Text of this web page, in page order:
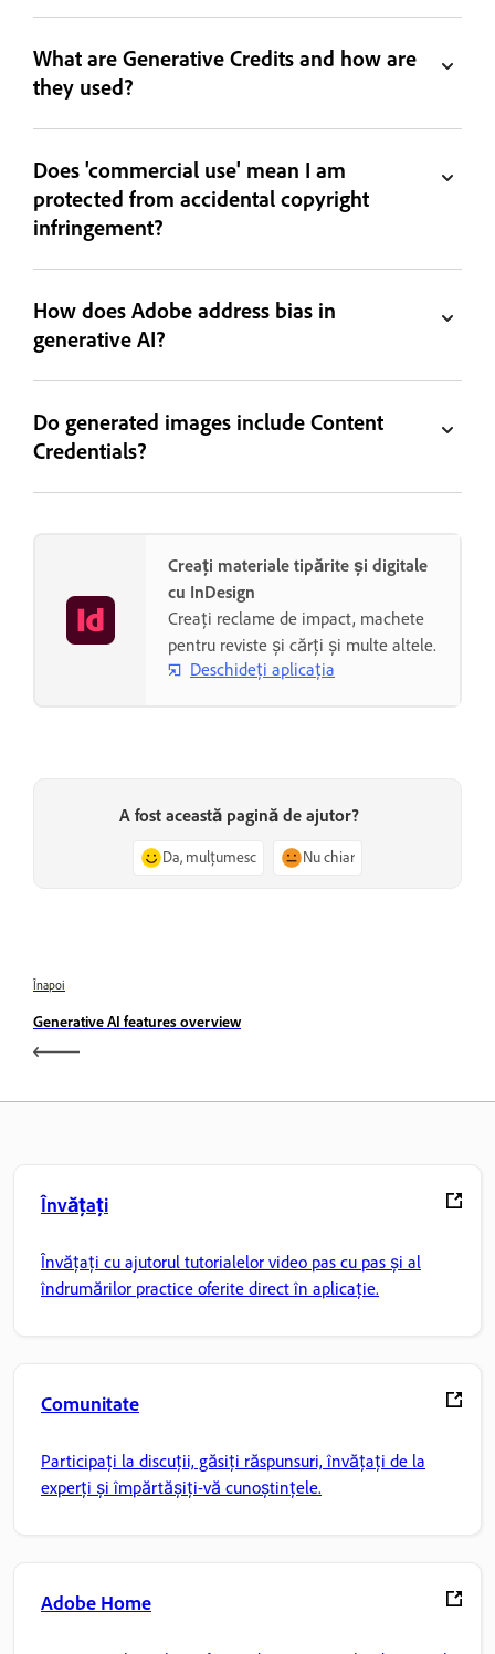
What are Generative Credits and how are
they used?
Does 'commercial use' mean I am
protected from accidental copyright
infringement?
How does Adobe address bias in
generative AI?
Do generated images include Content
Credentials?
Creați materiale tipărite și digitale
cu InDesign
Creați reclame de impact, machete
pentru reviste și cărți și multe altele.
Deschideți aplicația
A fost această pagină de ajutor?
Da, mulțumesc Nu chiar
Înapoi
Generative AI features overview
Învățați
Învățați cu ajutorul tutorialelor video pas cu pas și al
îndrumărilor practice oferite direct în aplicație.
Comunitate
Participați la discuții, găsiți răspunsuri, învățați de la
experți și împărtășiți-vă cunoștințele.
Adobe Home